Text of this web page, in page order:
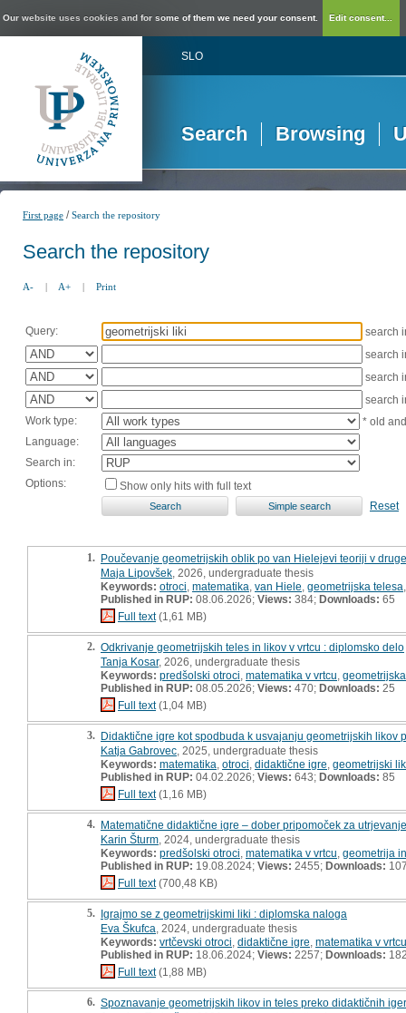
Our website uses cookies and for some of them we need your consent. Edit consent...
SLO
Search Browsing
First page /Search the repository
Search the repository
A- | A+ | Print
Query:
search
search
search
search
Work type:
* old
Language:
Search in:
Options:
Show only hits with full text
Reset
1. Poučevanje geometrijskih oblik po van Hielejevi teoriji v
Maja Lipovšek , 2026, undergraduate thesis
Keywords: otroci matematika van Hiele geometrijska telesa
Published in RUP: 08.06.2026; Views: 384; Downloads: 65
Full text(1,61 MB)
2. Odkrivanje geometrijskih teles in likov v vrtcu : diplomsko delo
Tanja Kosar, 2026, undergraduate thesis
Keywords: predšolski otroci matematika v vrtcu
Published in RUP: 08.05.2026; Views: 470; Downloads: 25
Full text(1,04 MB)
3. Didaktične igre kot spodbuda k usvajanju geometrijskih likov
Katja Gabrovec , 2025, undergraduate thesis
Keywords: matematika otroci didaktične igre geometrijski
Published in RUP: 04.02.2026; Views: 643; Downloads: 85
Full text(1,16 MB)
4. Matematične didaktične igre – dober pripomoček za
Karin Šturm , 2024, undergraduate thesis
Keywords: predšolski otroci matematika v vrtcu geometrija
Published in RUP: 19.08.2024; Views: 2455; Downloads:
Full text(700,48 KB)
5. Igrajmo se z geometrijskimi liki : diplomska naloga
Eva Škufca , 2024, undergraduate thesis
Keywords: vrtčevski otroci didaktične igre matematika v vrtcu
Published in RUP: 18.06.2024; Views: 2257; Downloads:
Full text(1,88 MB)
6. Spoznavanje geometrijskih likov in teles preko didaktičnih